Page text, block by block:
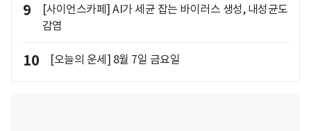
9
[사이언스카페] AI가 세균 잡는 바이러스 생성, 내성균도
감염
10 [오늘의 운세] 8월 7일 금요일